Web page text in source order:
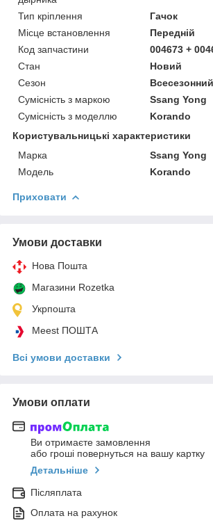
Тип кріплення
Гачок
Місце встановлення
Передній
Код запчастини
004673 +
Стан
Новий
Сезон
Всесезонний
Сумісність з маркою
Ssang Yong
Сумісність з моделлю
Korando
Користувальницькі характеристики
Марка
Ssang Yong
Модель
Korando
Приховати
Умови доставки
Нова Пошта
Магазини Rozetka
Укрпошта
Meest ПОШТА
Всі умови доставки
Умови оплати
Ви отримаєте замовлення
або гроші повернуться на вашу картку
Детальніше
Післяплата
Оплата на рахунок